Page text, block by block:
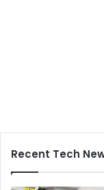
Recent Tech